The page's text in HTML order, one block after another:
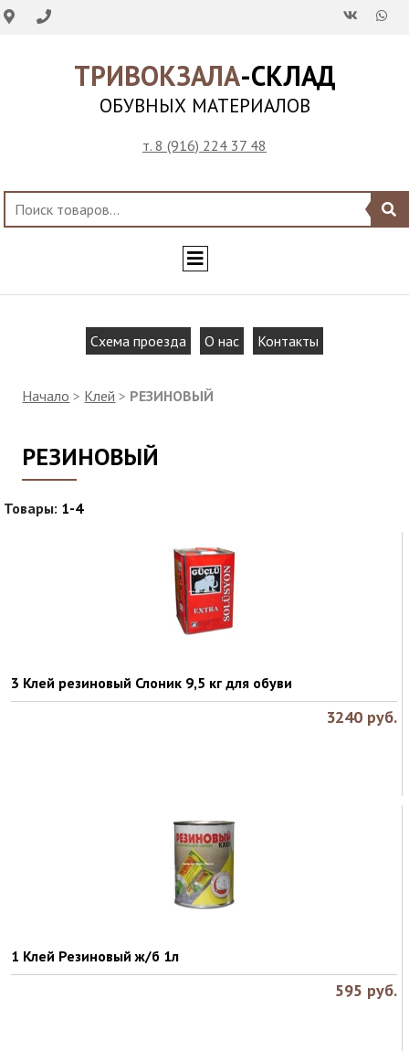
ТРИВОКЗАЛА-СКЛАД
ОБУВНЫХ МАТЕРИАЛОВ
т. 8 (916) 224 37 48
Схема проезда О нас Контакты
Начало > Клей > РЕЗИНОВЫЙ
РЕЗИНОВЫЙ
Товары: 1-4
3 Клей резиновый Слоник 9,5 кг для обуви
3240 руб.
1 Клей Резиновый ж/б 1л
595 руб.